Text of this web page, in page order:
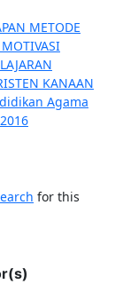
METODE
KANAAN
Agama
for this